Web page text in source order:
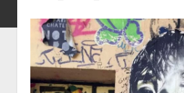
Berlin
Reisen
Kunst
Geschichte